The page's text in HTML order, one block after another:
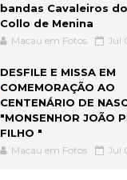
bandas Cavaleiros
Collo de Menina
Macau em Fotos Jul
DESFILE E MISSA EM
COMEMORAÇÃO AO
CENTENÁRIO DE
"MONSENHOR JOÃO
FILHO "
Macau em Fotos Jul